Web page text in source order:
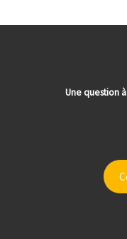
Une question